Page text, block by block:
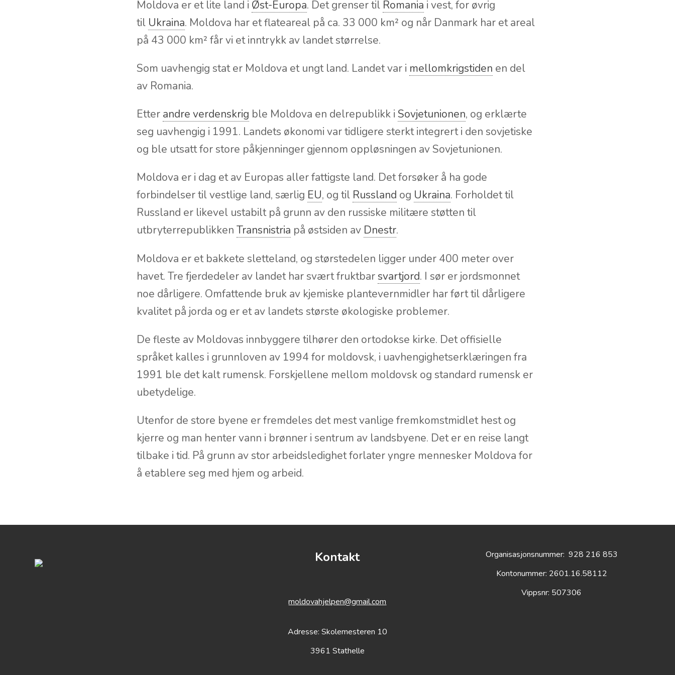
MOLDOVA
Moldova er et lite land iØst-Europa. Det grenser til
tilUkraina. Moldova har et flateareal på ca. 33 000 km² og når Danmark har et areal
på 43 000 km² får vi et inntrykk av landet størrelse.
Som uavhengig stat er Moldova et ungt land. Landet var imellomkrigstidenen del
av Romania.
Etterandre verdenskrigble Moldova en delrepublikk iSovjetunionen, og erklærte
seg uavhengig i 1991. Landets økonomi var tidligere sterkt integrert i den sovjetiske
og ble utsatt for store påkjenninger gjennom oppløsningen av Sovjetunionen.
Moldova er i dag et av Europas aller fattigste land. Det forsøker å ha gode
forbindelser til vestlige land, særlig EU, og tilRusslandog
Russland er likevel ustabilt på grunn av den russiske militære støtten til
utbryterrepublikkenTransnistriapå østsiden avDnestr.
Moldova er et bakkete sletteland, og størstedelen ligger under 400 meter over
havet. Tre fjerdedeler av landet har svært fruktbarsvartjord. I sør er jordsmonnet
noe dårligere. Omfattende bruk av kjemiske plantevernmidler har ført til dårligere
kvalitet på jorda og er et av landets største økologiske problemer.
De fleste av Moldovas innbyggere tilhører den ortodokse kirke. Det offisielle
språket kalles i grunnloven av 1994 for moldovsk, i uavhengighetserklæringen fra
1991 ble det kalt rumensk. Forskjellene mellom moldovsk og standard rumensk er
ubetydelige.
Utenfor de store byene er fremdeles det mest vanlige fremkomstmidlet hest og
kjerre og man henter vann i brønner i sentrum av landsbyene. Det er en reise langt
Kontakt Organisasjonsnummer:928 216 853